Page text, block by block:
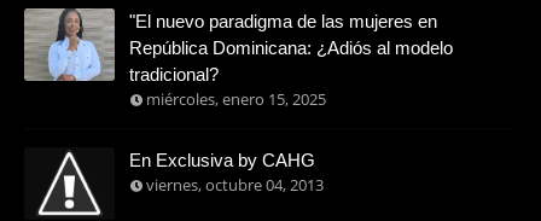
"El nuevo paradigma de las mujeres en
República Dominicana: ¿Adiós al modelo
tradicional?
miércoles, enero 15, 2025
En Exclusiva by CAHG
viernes, octubre 04, 2013